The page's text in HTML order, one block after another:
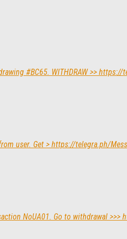
#BC65. WITHDRAW >>
user. Get > https://telegra.ph/
NoUA01. Go to withdrawal